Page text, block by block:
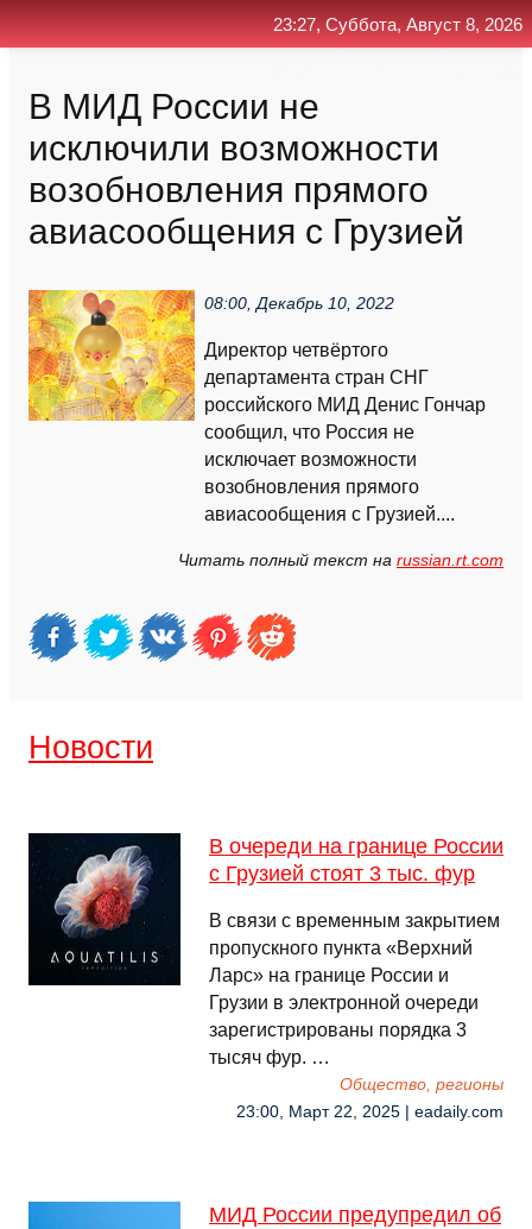
В МИД России не
исключили возможности
возобновления прямого
авиасообщения с Грузией
08:00, Декабрь 10, 2022
Директор четвёртого
департамента стран СНГ
российского МИД Денис Гончар
сообщил, что Россия не
исключает возможности
возобновления прямого
авиасообщения с Грузией....
Читать полный текст на russian.rt.com
Новости
В очереди на границе России
с Грузией стоят 3 тыс. фур
В связи с временным закрытием
пропускного пункта «Верхний
Ларс» на границе России и
Грузии в электронной очереди
зарегистрированы порядка 3
тысяч фур. …
Общество, регионы
23:00, Март 22, 2025 | eadaily.com
МИД России предупредил об
23:27, Суббота, Август 8, 2026